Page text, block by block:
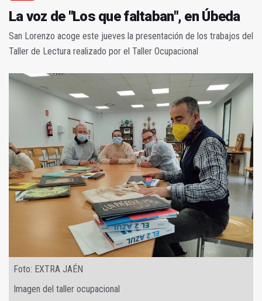
La voz de "Los que faltaban", en Úbeda
San Lorenzo acoge este jueves la presentación de los trabajos del
Taller de Lectura realizado por el Taller Ocupacional
Foto: EXTRA JAÉN
Imagen del taller ocupacional